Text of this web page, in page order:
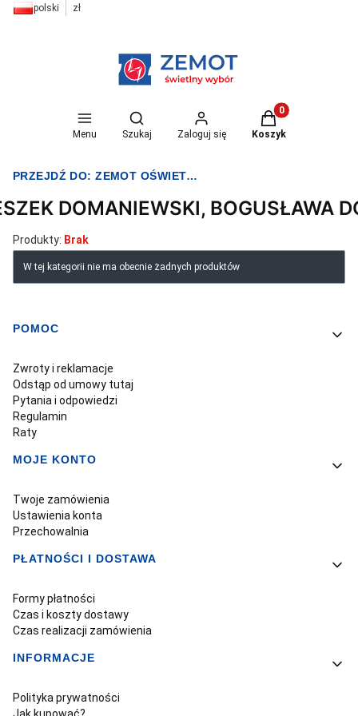
polski zł
Menu
Otwórz wyszukiwarkę
Szukaj Zaloguj się
Produkty w
Koszyk
PRZEJDŹ DO:ZEMOT OŚWIETLENIE I ELEKTRYKA
DOMANIEWSKI, BOGUSŁAWA
Produkty: Brak
Lista produktów
W tej kategorii nie ma obecnie żadnych produktów
Linki w stopce
POMOC
Zwroty i reklamacje
Odstąp od umowy tutaj
Pytania i odpowiedzi
Regulamin
Raty
MOJE KONTO
Twoje zamówienia
Ustawienia konta
Przechowalnia
PŁATNOŚCI I DOSTAWA
Formy płatności
Czas i koszty dostawy
Czas realizacji zamówienia
INFORMACJE
Polityka prywatności